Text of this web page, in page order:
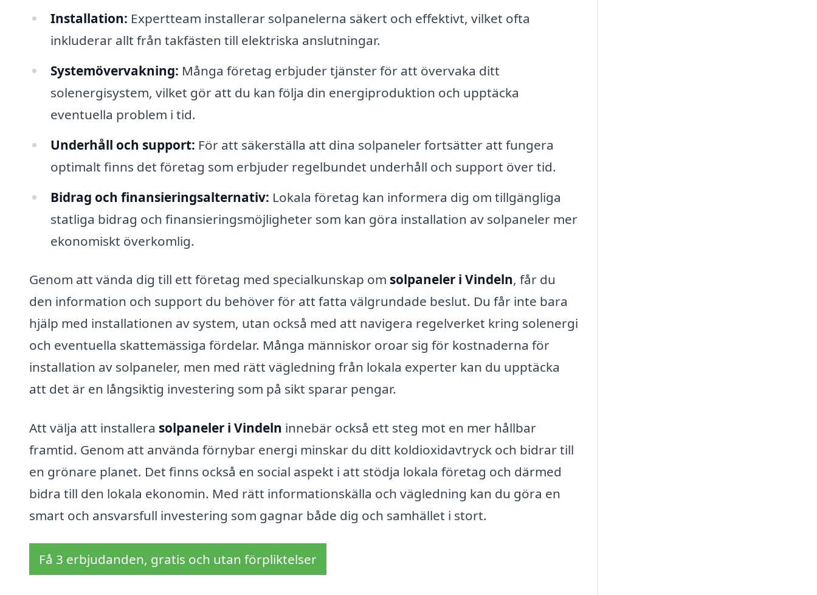
Installation: Expertteam installerar solpanelerna säkert och effektivt, vilket ofta
inkluderar allt från takfästen till elektriska anslutningar.
Systemövervakning: Många företag erbjuder tjänster för att övervaka ditt
solenergisystem, vilket gör att du kan följa din energiproduktion och upptäcka
eventuella problem i tid.
Underhåll och support: För att säkerställa att dina solpaneler fortsätter att fungera
optimalt finns det företag som erbjuder regelbundet underhåll och support över tid.
Bidrag och finansieringsalternativ: Lokala företag kan informera dig om tillgängliga
statliga bidrag och finansieringsmöjligheter som kan göra installation av solpaneler mer
ekonomiskt överkomlig.
Genom att vända dig till ett företag med specialkunskap om solpaneler i Vindeln, får du
den information och support du behöver för att fatta välgrundade beslut. Du får inte bara
hjälp med installationen av system, utan också med att navigera regelverket kring solenergi
och eventuella skattemässiga fördelar. Många människor oroar sig för kostnaderna för
installation av solpaneler, men med rätt vägledning från lokala experter kan du upptäcka
att det är en långsiktig investering som på sikt sparar pengar.
Att välja att installera solpaneler i Vindeln innebär också ett steg mot en mer hållbar
framtid. Genom att använda förnybar energi minskar du ditt koldioxidavtryck och bidrar till
en grönare planet. Det finns också en social aspekt i att stödja lokala företag och därmed
bidra till den lokala ekonomin. Med rätt informationskälla och vägledning kan du göra en
smart och ansvarsfull investering som gagnar både dig och samhället i stort.
Få 3 erbjudanden, gratis och utan förpliktelser